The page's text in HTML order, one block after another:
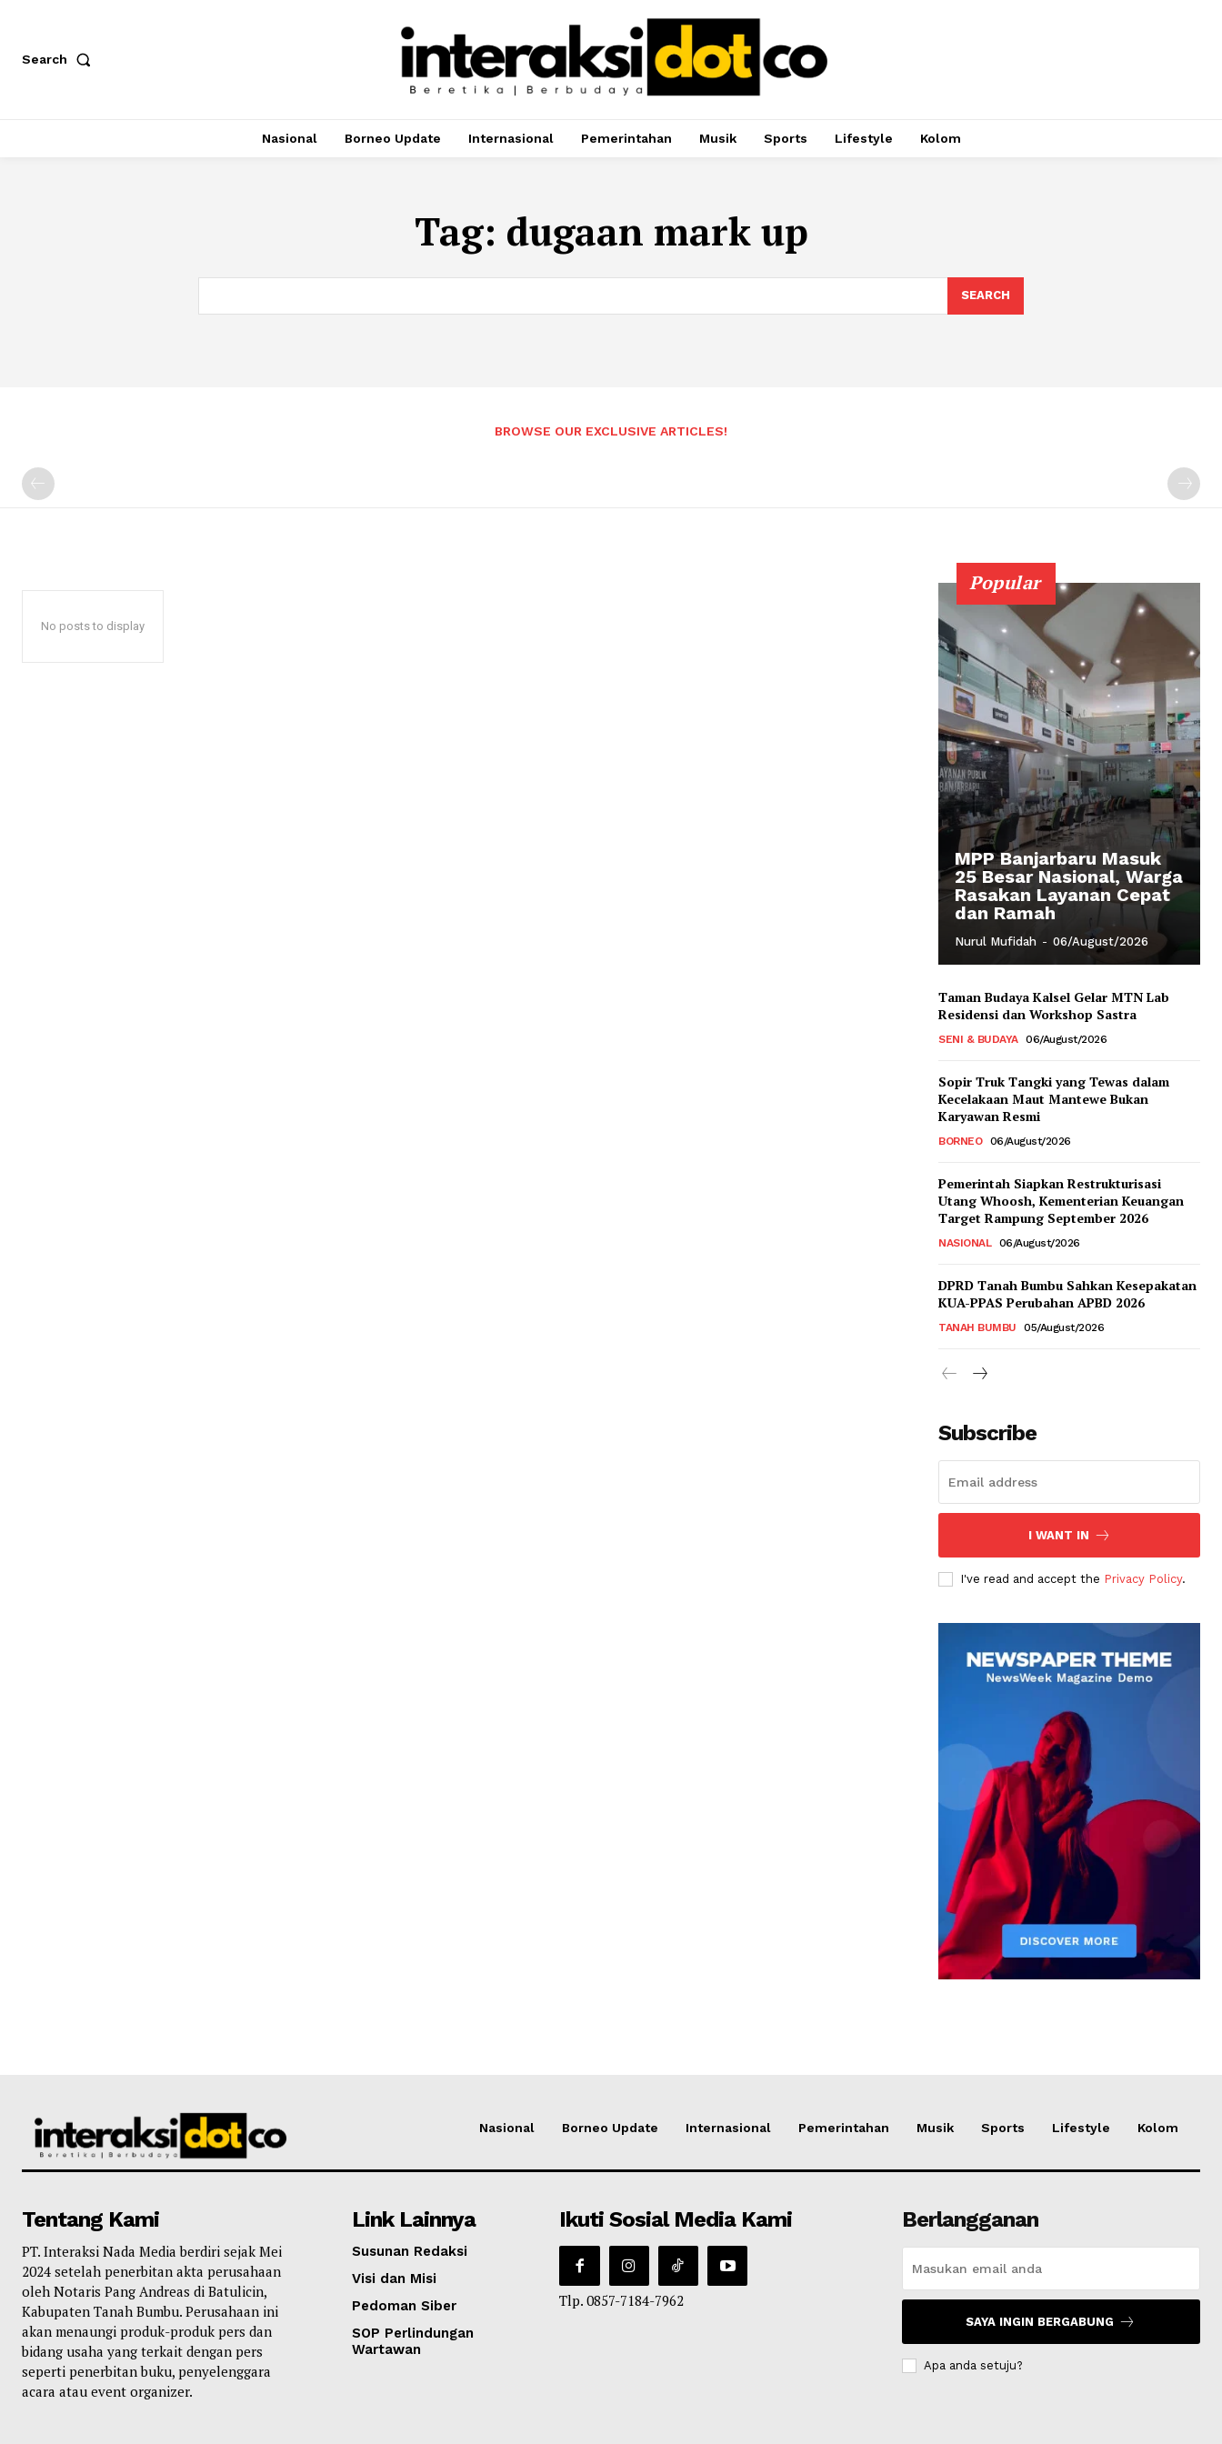
Search
Nasional Borneo Update Internasional Pemerintahan Musik Sports Lifestyle Kolom
Tag: dugaan mark up
SEARCH
BROWSE OUR EXCLUSIVE ARTICLES!
No posts to display
Popular
MPP Banjarbaru Masuk
25 Besar Nasional, Warga
Rasakan Layanan Cepat
dan Ramah
Nurul Mufidah - 06/August/2026
Taman Budaya Kalsel Gelar MTN Lab
Residensi dan Workshop Sastra
SENI & BUDAYA 06/August/2026
Sopir Truk Tangki yang Tewas dalam
Kecelakaan Maut Mantewe Bukan
Karyawan Resmi
BORNEO 06/August/2026
Pemerintah Siapkan Restrukturisasi
Utang Whoosh, Kementerian Keuangan
Target Rampung September 2026
NASIONAL 06/August/2026
DPRD Tanah Bumbu Sahkan Kesepakatan
KUA-PPAS Perubahan APBD 2026
TANAH BUMBU 05/August/2026
Subscribe
I WANT IN
I've read and accept the Privacy Policy.
Nasional Borneo Update Internasional Pemerintahan Musik Sports Lifestyle Kolom
Tentang Kami
PT. Interaksi Nada Media berdiri sejak Mei
2024 setelah penerbitan akta perusahaan
oleh Notaris Pang Andreas di Batulicin,
Kabupaten Tanah Bumbu. Perusahaan ini
akan menaungi produk-produk pers dan
bidang usaha yang terkait dengan pers
seperti penerbitan buku, penyelenggara
acara atau event organizer.
Link Lainnya
Susunan Redaksi
Visi dan Misi
Pedoman Siber
SOP Perlindungan
Wartawan
Ikuti Sosial Media Kami
Tlp. 0857-7184-7962
Berlangganan
SAYA INGIN BERGABUNG
Apa anda setuju?